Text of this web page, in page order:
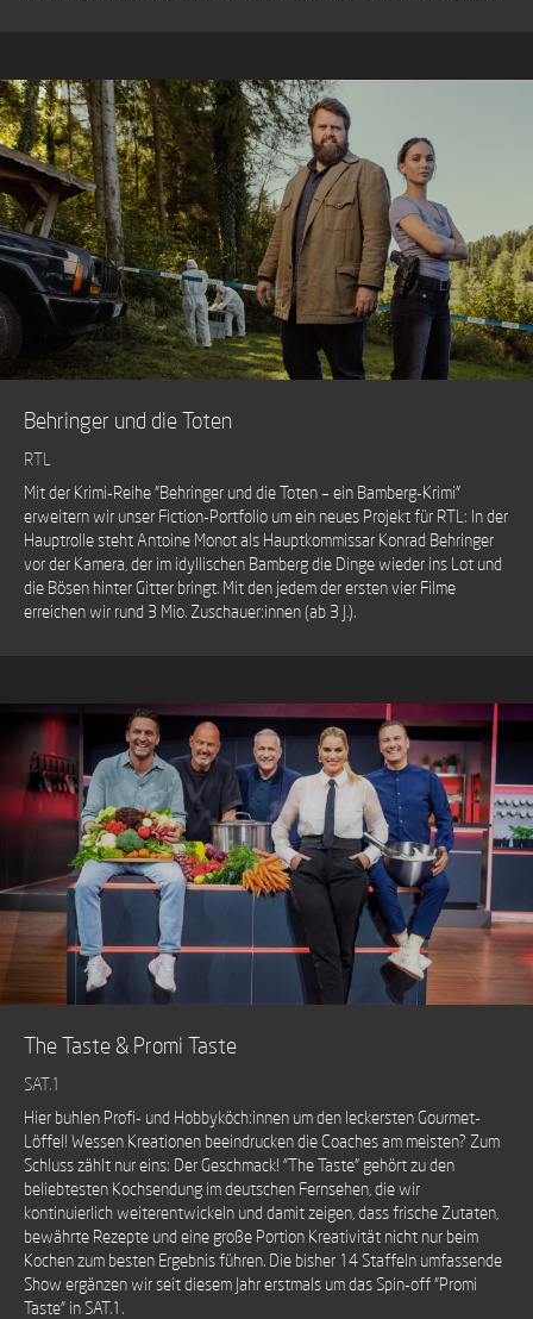
Behringer und die Toten
RTL
Mit der Krimi-Reihe "Behringer und die Toten – ein Bamberg-Krimi"
erweitern wir unser Fiction-Portfolio um ein neues Projekt für RTL: In der
Hauptrolle steht Antoine Monot als Hauptkommissar Konrad Behringer
vor der Kamera, der im idyllischen Bamberg die Dinge wieder ins Lot und
die Bösen hinter Gitter bringt. Mit den jedem der ersten vier Filme
erreichen wir rund 3 Mio. Zuschauer:innen (ab 3 J.).
The Taste & Promi Taste
SAT.1
Hier buhlen Profi- und Hobbyköch:innen um den leckersten Gourmet-
Löffel! Wessen Kreationen beeindrucken die Coaches am meisten? Zum
Schluss zählt nur eins: Der Geschmack! "The Taste" gehört zu den
beliebtesten Kochsendung im deutschen Fernsehen, die wir
kontinuierlich weiterentwickeln und damit zeigen, dass frische Zutaten,
bewährte Rezepte und eine große Portion Kreativität nicht nur beim
Kochen zum besten Ergebnis führen. Die bisher 14 Staffeln umfassende
Show ergänzen wir seit diesem Jahr erstmals um das Spin-off "Promi
Taste" in SAT.1.